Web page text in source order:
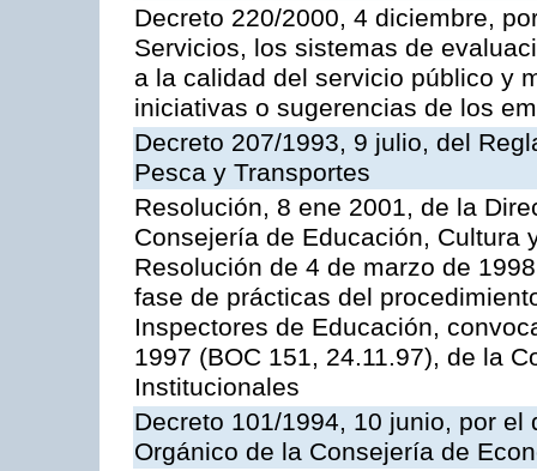
Decreto 220/2000, 4 diciembre,
Servicios, los sistemas de
a la calidad del servicio público y
iniciativas o sugerencias de los
Decreto 207/1993, 9 julio, del
Pesca y Transportes
Resolución, 8 ene 2001, de la
Consejería de Educación, Cultura
Resolución de 4 de marzo de
fase de prácticas del
Inspectores de Educación,
1997 (BOC 151, 24.11.97), de la
Institucionales
Decreto 101/1994, 10 junio, por
Orgánico de la Consejería de